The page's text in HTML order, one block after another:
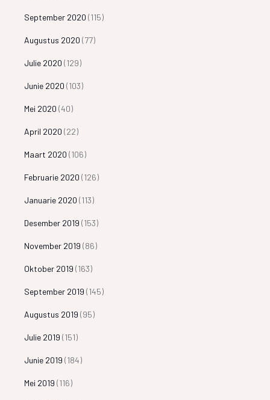
September 2020 (115)
Augustus 2020 (77)
Julie 2020 (129)
Junie 2020 (103)
Mei 2020 (40)
April 2020 (22)
Maart 2020 (106)
Februarie 2020 (126)
Januarie 2020 (113)
Desember 2019 (153)
November 2019 (86)
Oktober 2019 (163)
September 2019 (145)
Augustus 2019 (95)
Julie 2019 (151)
Junie 2019 (184)
Mei 2019 (116)